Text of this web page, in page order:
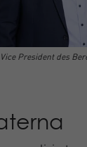
President des